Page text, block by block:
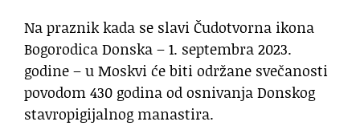
Na praznik kada se slavi Čudotvorna ikona
Bogorodica Donska – 1. septembra 2023.
godine – u Moskvi će biti održane svečanosti
povodom 430 godina od osnivanja Donskog
stavropigijalnog manastira.